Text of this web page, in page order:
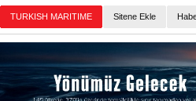
Sitene Ekle